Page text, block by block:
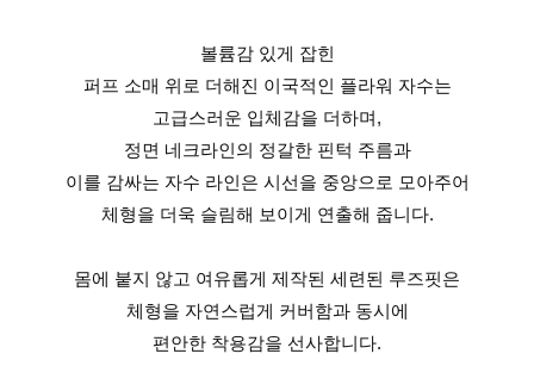
볼륨감 있게 잡힌
퍼프 소매 위로 더해진 이국적인 플라워 자수는
고급스러운 입체감을 더하며,
정면 네크라인의 정갈한 핀턱 주름과
이를 감싸는 자수 라인은 시선을 중앙으로 모아주어
체형을 더욱 슬림해 보이게 연출해 줍니다.
몸에 붙지 않고 여유롭게 제작된 세련된 루즈핏은
체형을 자연스럽게 커버함과 동시에
편안한 착용감을 선사합니다.